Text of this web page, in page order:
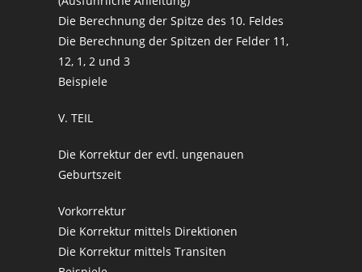
Die Berechnung der Spitze des 10. Feldes
Die Berechnung der Spitzen der Felder 11,
12, 1, 2 und 3
Beispiele
V. TEIL
Die Korrektur der evtl. ungenauen
Geburtszeit
Vorkorrektur
Die Korrektur mittels Direktionen
Die Korrektur mittels Transiten